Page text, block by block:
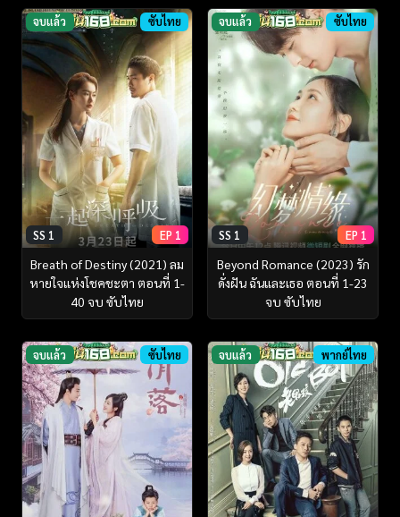
จบแล้ว ซับไทย
SS 1 EP 1
Breath of Destiny (2021) ลม
หายใจแห่งโชคชะตา ตอนที่ 1-
40 จบ ซับไทย
จบแล้ว ซับไทย
SS 1 EP 1
Beyond Romance (2023) รัก
ดั่งฝัน ฉันและเธอ ตอนที่ 1-23
จบ ซับไทย
จบแล้ว ซับไทย จบแล้ว พากย์ไทย